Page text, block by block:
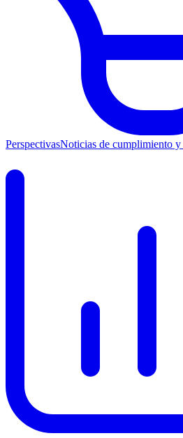
PerspectivasNoticias de cumplimiento y